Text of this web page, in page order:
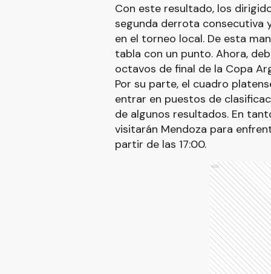
Con este resultado, los
segunda derrota consecutiva
en el torneo local. De esta
tabla con un punto. Ahora,
octavos de final de la Copa
Por su parte, el cuadro
entrar en puestos de
de algunos resultados. En
visitarán Mendoza para
partir de las 17:00.
Ads